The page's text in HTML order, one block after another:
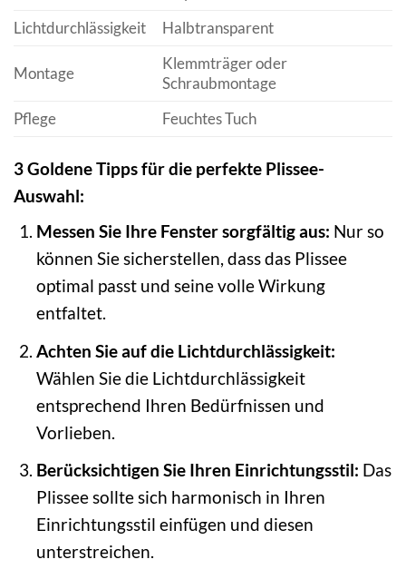
Lichtdurchlässigkeit
Halbtransparent
Montage
Klemmträger oder
Schraubmontage
Pflege
Feuchtes Tuch
3 Goldene Tipps für die perfekte Plissee-
Auswahl:
Messen Sie Ihre Fenster sorgfältig aus: Nur so
können Sie sicherstellen, dass das Plissee
optimal passt und seine volle Wirkung
entfaltet.
Achten Sie auf die Lichtdurchlässigkeit:
Wählen Sie die Lichtdurchlässigkeit
entsprechend Ihren Bedürfnissen und
Vorlieben.
Berücksichtigen Sie Ihren Einrichtungsstil: Das
Plissee sollte sich harmonisch in Ihren
Einrichtungsstil einfügen und diesen
unterstreichen.